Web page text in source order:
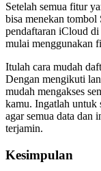
Setelah semua fitur
bisa menekan tombol
pendaftaran iCloud di
mulai menggunakan
Itulah cara mudah
Dengan mengikuti
mudah mengakses
kamu. Ingatlah untuk
agar semua data dan
terjamin.
Kesimpulan